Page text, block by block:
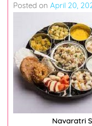
Posted on April 20,
Navaratri